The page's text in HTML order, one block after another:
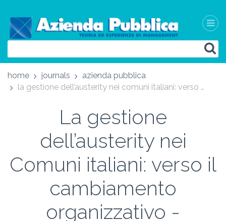
home journals
azienda pubblica
la gestione dell’austerity nei comuni italiani: verso il cambiamento organizzativo - austerity management in italian municipalities: towards the organizational change
La gestione
dell’austerity nei
Comuni italiani: verso il
cambiamento
organizzativo -